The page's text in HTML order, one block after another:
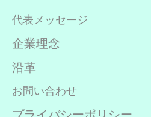
代表メッセージ
企業理念
沿革
お問い合わせ